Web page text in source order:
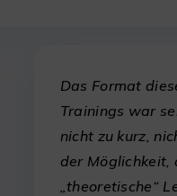
Das Format
Trainings war
nicht zu kurz,
der Möglichkeit,
„theoretische“